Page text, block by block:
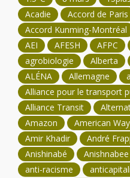
Acadie
Accord de Paris
Accord Kunming-Montréal
AEI
AFESH AFPC
agrobiologie
Alberta
ALÉNA
Allemagne
Alliance pour le transport
Alliance Transit
Amazon
American
Amir Khadir
André
Anishinabé
Anishnabee
anti-racisme